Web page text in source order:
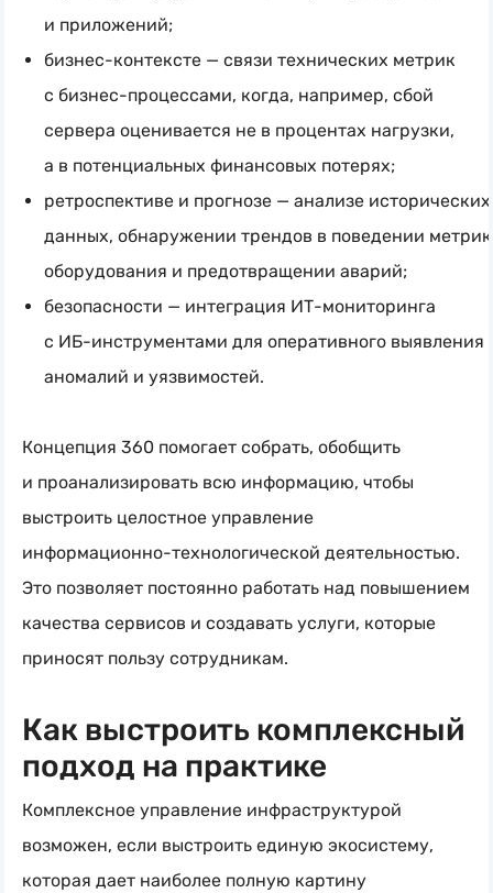
и приложений;
бизнес-контексте — связи технических метрик
с бизнес-процессами, когда, например, сбой
сервера оценивается не в процентах нагрузки,
а в потенциальных финансовых потерях;
ретроспективе и прогнозе — анализе исторических
данных, обнаружении трендов в поведении метрик
оборудования и предотвращении аварий;
безопасности — интеграция ИТ-мониторинга
с ИБ-инструментами для оперативного выявления
аномалий и уязвимостей.
Концепция 360 помогает собрать, обобщить
и проанализировать всю информацию, чтобы
выстроить целостное управление
информационно-технологической деятельностью.
Это позволяет постоянно работать над повышением
качества сервисов и создавать услуги, которые
приносят пользу сотрудникам.
Как выстроить комплексный
подход на практике
Комплексное управление инфраструктурой
возможен, если выстроить единую экосистему,
которая дает наиболее полную картину